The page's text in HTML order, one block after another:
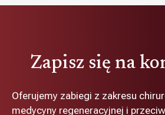
Zapisz się na
Oferujemy zabiegi z zakresu
medycyny regeneracyjnej i